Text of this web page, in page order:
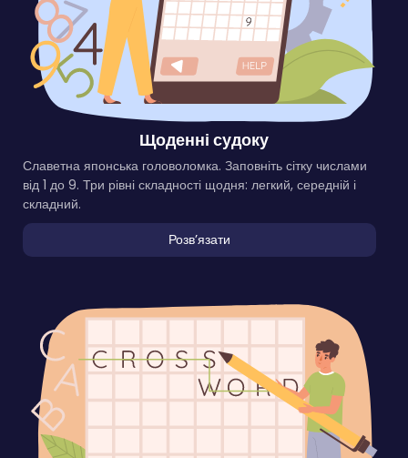
Щоденні судоку
Славетна японська головоломка. Заповніть сітку числами
від 1 до 9. Три рівні складності щодня: легкий, середній і
складний.
Розвʼязати